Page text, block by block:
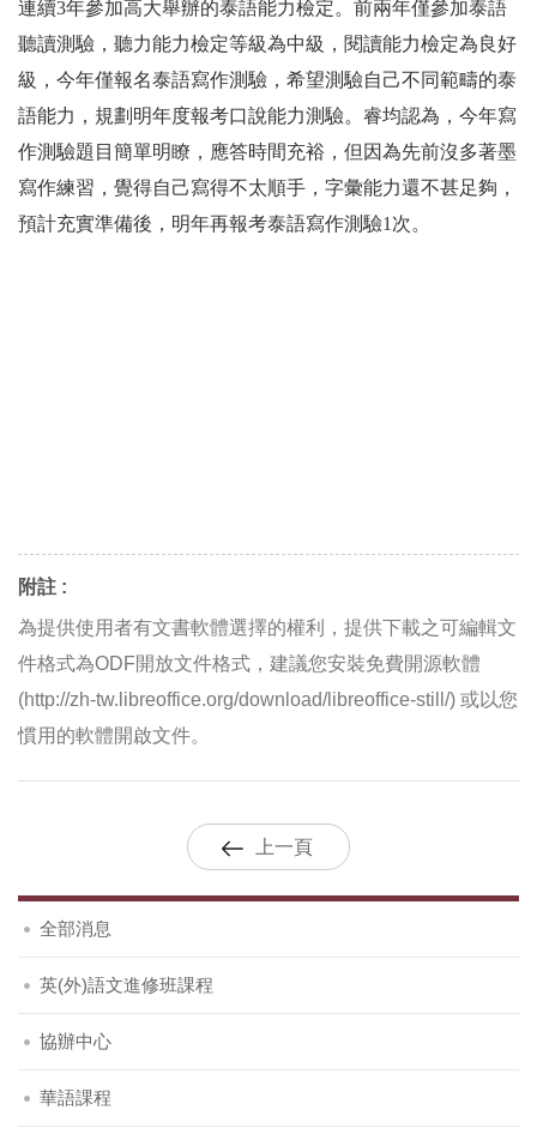
連續3年參加高大舉辦的泰語能力檢定。前兩年僅參加泰語
聽讀測驗，聽力能力檢定等級為中級，閱讀能力檢定為良好
級，今年僅報名泰語寫作測驗，希望測驗自己不同範疇的泰
語能力，規劃明年度報考口說能力測驗。睿均認為，今年寫
作測驗題目簡單明瞭，應答時間充裕，但因為先前沒多著墨
寫作練習，覺得自己寫得不太順手，字彙能力還不甚足夠，
預計充實準備後，明年再報考泰語寫作測驗1次。
附註 :
為提供使用者有文書軟體選擇的權利，提供下載之可編輯文
件格式為ODF開放文件格式，建議您安裝免費開源軟體
(http://zh-tw.libreoffice.org/download/libreoffice-still/) 或以您
慣用的軟體開啟文件。
上一頁
全部消息
英(外)語文進修班課程
協辦中心
華語課程